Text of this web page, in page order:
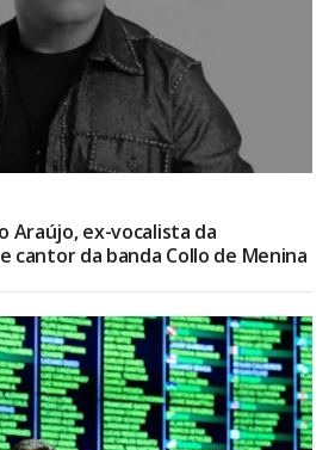
Araújo, ex-vocalista da
cantor da banda Collo de Menina